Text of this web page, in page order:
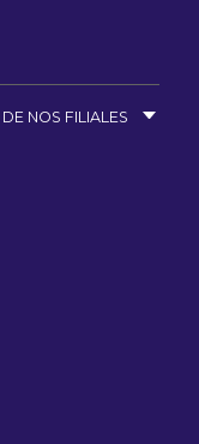
NOS FILIALES